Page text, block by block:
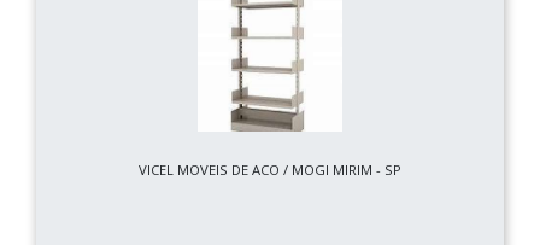
VICEL MOVEIS DE ACO / MOGI MIRIM - SP